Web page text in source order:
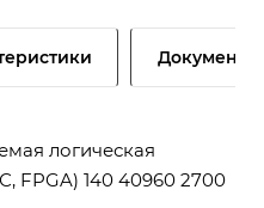
Документы
логическая
FPGA) 140 40960 2700